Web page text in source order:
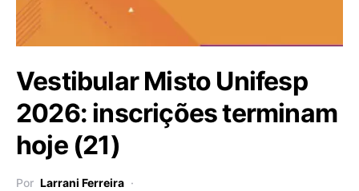
Vestibular Misto Unifesp
2026: inscrições terminam
hoje (21)
Por Larrani Ferreira